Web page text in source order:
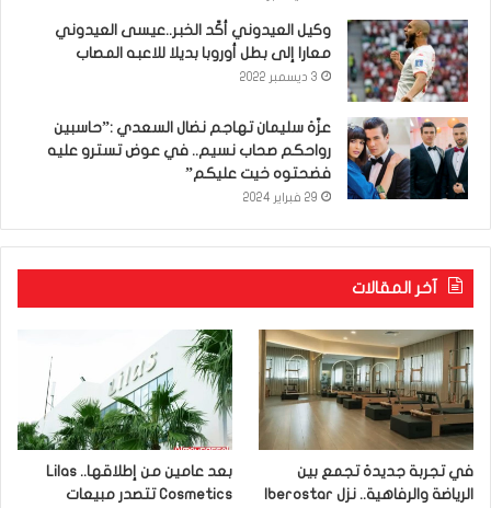
وكيل العيدوني أكّد الخبر..عيسى العيدوني
معارا إلى بطل أوروبا بديلا للاعبه المصاب
3 ديسمبر 2022
عزّة سليمان تهاجم نضال السعدي :”حاسبين
رواحكم صحاب نسيم.. في عوض تسترو عليه
فضحتوه خيت عليكم”
29 فبراير 2024
آخر المقالات
في تجربة جديدة تجمع بين
بعد عامين من إطلاقها.. Lilas
Cosmetics تتصدر مبيعات